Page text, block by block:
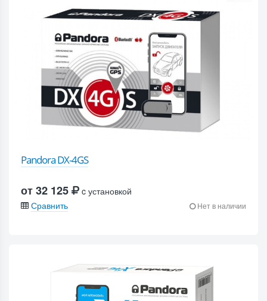
Pandora DX-4GS
от 32 125
c установкой
Сравнить
Нет в наличии